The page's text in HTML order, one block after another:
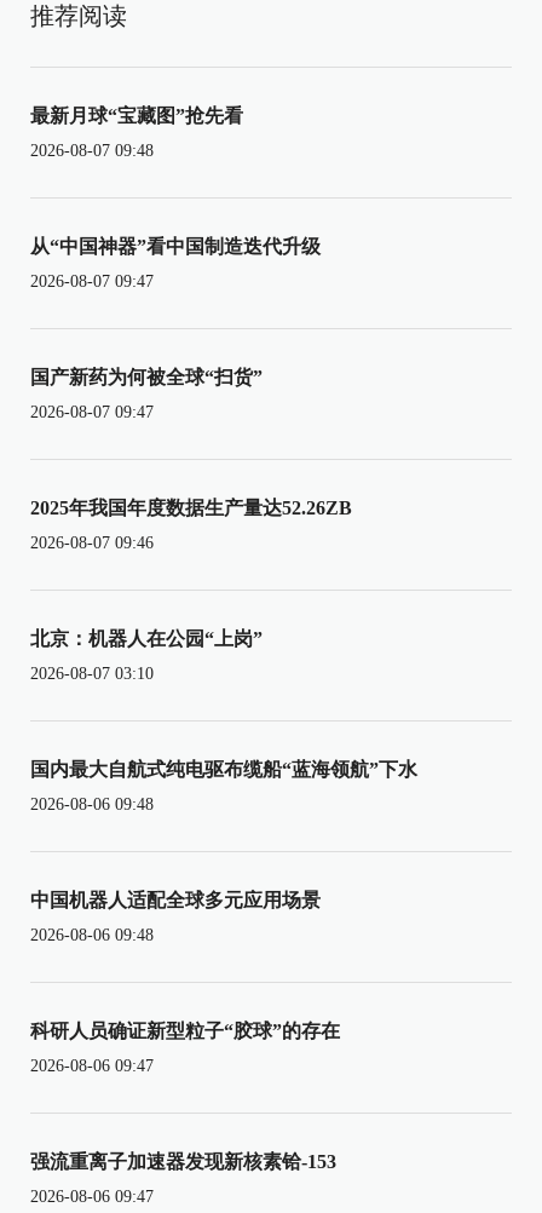
推荐阅读
最新月球“宝藏图”抢先看
2026-08-07 09:48
从“中国神器”看中国制造迭代升级
2026-08-07 09:47
国产新药为何被全球“扫货”
2026-08-07 09:47
2025年我国年度数据生产量达52.26ZB
2026-08-07 09:46
北京：机器人在公园“上岗”
2026-08-07 03:10
国内最大自航式纯电驱布缆船“蓝海领航”下水
2026-08-06 09:48
中国机器人适配全球多元应用场景
2026-08-06 09:48
科研人员确证新型粒子“胶球”的存在
2026-08-06 09:47
强流重离子加速器发现新核素铪-153
2026-08-06 09:47